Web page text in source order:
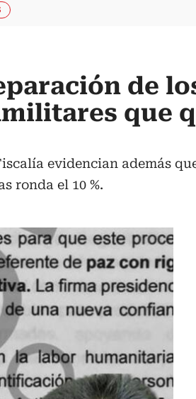
de
que
evidencian además
ronda el 10 %.